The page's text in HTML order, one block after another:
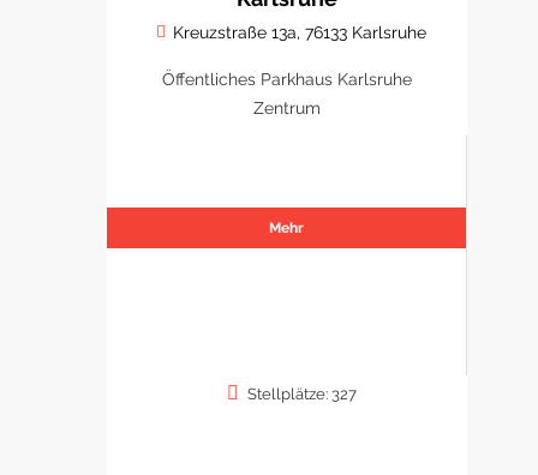
Kreuzstraße 13a, 76133 Karlsruhe
Öffentliches Parkhaus Karlsruhe
Zentrum
Mehr
Stellplätze: 327